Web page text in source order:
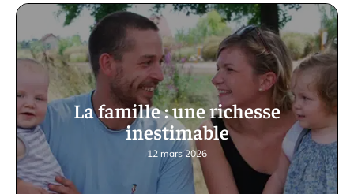
La famille : une richesse
inestimable
12 mars 2026